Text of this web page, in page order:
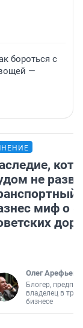
бороться с
—
не
миф о
Олег Арефьев
Блогер,
владелец в
бизнесе